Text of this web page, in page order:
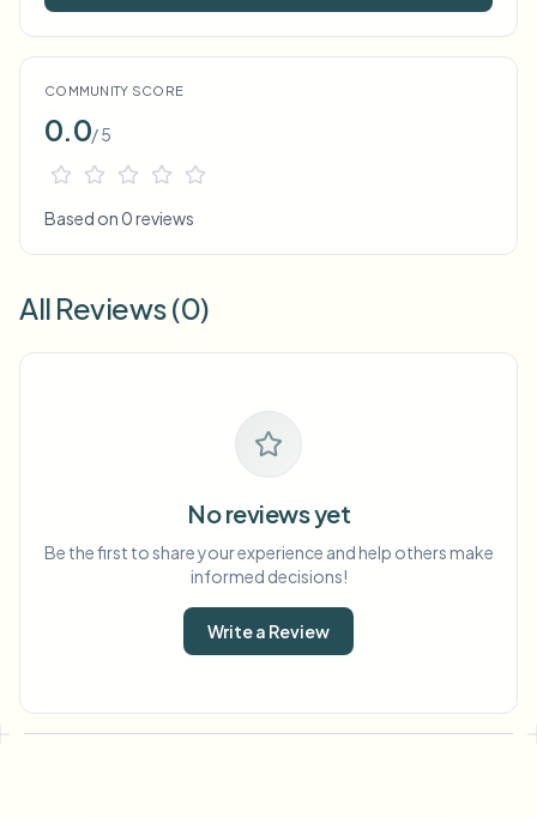
COMMUNITY SCORE
0.0/ 5
Based on 0 reviews
All Reviews (0)
No reviews yet
Be the first to share your experience and help others make
informed decisions!
Write a Review